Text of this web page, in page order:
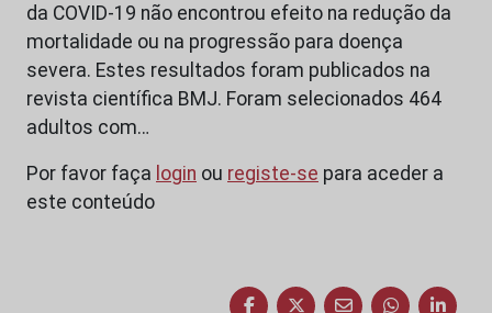
da COVID-19 não encontrou efeito na redução da
mortalidade ou na progressão para doença
severa. Estes resultados foram publicados na
revista científica BMJ. Foram selecionados 464
adultos com…
Por favor faça login ou registe-se para aceder a
este conteúdo